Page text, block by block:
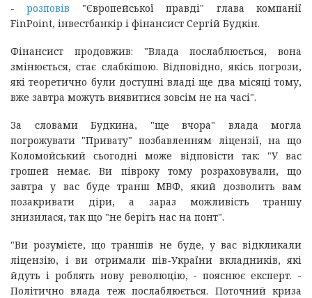
-розповів "Європейської правді" глава компанії
FinPoint, інвестбанкір і фінансист Сергій Будкін.
Фінансист продовжив: "Влада послаблюється, вона
змінюється, стає слабкішою. Відповідно, якісь погрози,
які теоретично були доступні владі ще два місяці тому,
вже завтра можуть виявитися зовсім не на часі".
За словами Будкина, "ще вчора" влада могла
погрожувати "Привату" позбавленням ліцензії, на що
Коломойський сьогодні може відповісти так: "У вас
грошей немає. Ви півроку тому розраховували, що
завтра у вас буде транш МВФ, який дозволить вам
позакривати діри, а зараз можливість траншу
знизилася, так що "не беріть нас на понт".
"Ви розумієте, що траншів не буде, у вас відкликали
ліцензію, і ви отримали пів-України вкладників, які
йдуть і роблять нову революцію, - пояснює експерт. -
Політично влада теж послаблюється. Поточний криза